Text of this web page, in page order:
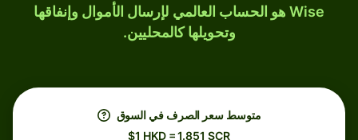
Wise هو الحساب العالمي لإرسال الأموال وإنفاقها
وتحويلها كالمحليين.
متوسط ​​سعر الصرف في السوق
$1 HKD = 1.851 SCR